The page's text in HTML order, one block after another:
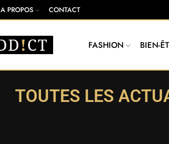
A PROPOS CONTACT
FASHION BIEN-
TOUTES LES